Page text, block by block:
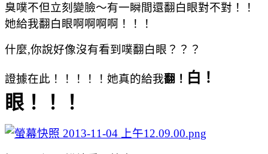
臭噗不但立刻變臉～有一瞬間還翻白眼對不對！！
她給我翻白眼啊啊啊啊！！！
什麼,你說好像沒有看到噗翻白眼？？？
證據在此！！！！！她真的給我翻！ 白！
眼！！！